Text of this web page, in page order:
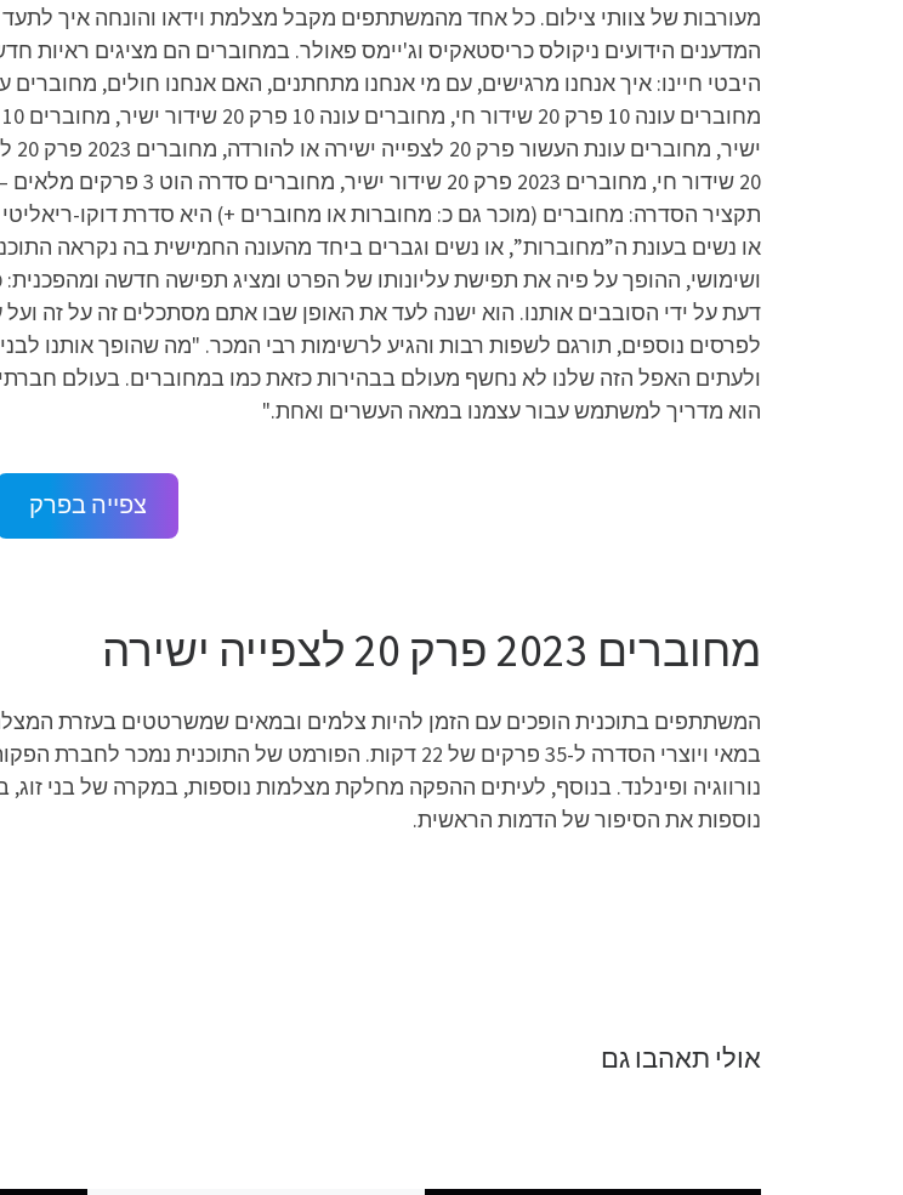
מעורבות של צוותי צילום. כל אחד מהמשתתפים מקבל מצלמת וידאו והונחה איך
המדענים הידועים ניקולס כריסטאקיס וג'יימס פאולר. במחוברים הם מציגים
תקציר הסדרה: מחוברים (מוכר גם כ: מחוברות או מחוברים +) היא סדרת דוקו-
או נשים בעונת ה”מחוברות”, או נשים וגברים ביחד מהעונה החמישית בה נקראה
ושימושי, ההופך על פיה את תפישת עליונותו של הפרט ומציג תפישה חדשה ומהפכנית:
דעת על ידי הסובבים אותנו. הוא ישנה לעד את האופן שבו אתם מסתכלים זה על זה
לפרסים נוספים, תורגם לשפות רבות והגיע לרשימות רבי המכר. "מה שהופך אותנו
ולעתים האפל הזה שלנו לא נחשף מעולם בבהירות כזאת כמו במחוברים. בעולם
הוא מדריך למשתמש עבור עצמנו במאה העשרים ואחת."
צפייה בפרק
מחוברים 2023 פרק 20 לצפייה ישירה
המשתתפים בתוכנית הופכים עם הזמן להיות צלמים ובמאים שמשרטטים בעזרת
נורווגיה ופינלנד. בנוסף, לעיתים ההפקה מחלקת מצלמות נוספות, במקרה של בני
נוספות את הסיפור של הדמות הראשית.
אולי תאהבו גם